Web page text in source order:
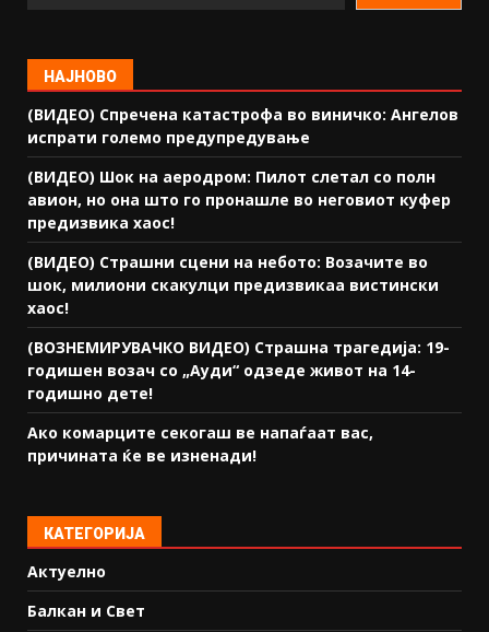
НАЈНОВО
(ВИДЕО) Спречена катастрофа во виничко: Ангелов
испрати големо предупредување
(ВИДЕО) Шок на аеродром: Пилот слетал со полн
авион, но она што го пронашле во неговиот куфер
предизвика хаос!
(ВИДЕО) Страшни сцени на небото: Возачите во
шок, милиони скакулци предизвикаа вистински
хаос!
(ВОЗНЕМИРУВАЧКО ВИДЕО) Страшна трагедија: 19-
годишен возач со „Ауди“ одзеде живот на 14-
годишно дете!
Ако комарците секогаш ве напаѓаат вас,
причината ќе ве изненади!
КАТЕГОРИЈА
Актуелно
Балкан и Свет